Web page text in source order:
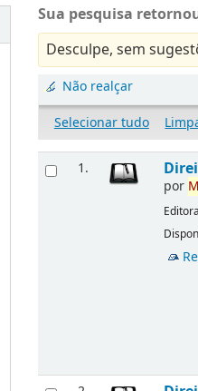
Sua pesquisa
Desculpe, sem
Não realçar
Selecionar tudo
1.
por